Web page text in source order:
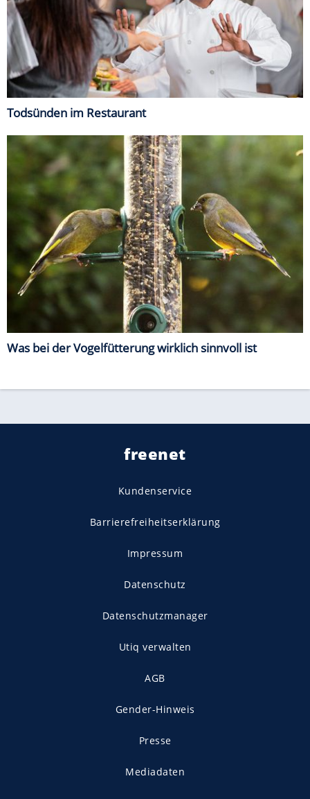
Todsünden im Restaurant
Was bei der Vogelfütterung wirklich sinnvoll ist
freenet
Kundenservice
Barrierefreiheitserklärung
Impressum
Datenschutz
Datenschutzmanager
Utiq verwalten
AGB
Gender-Hinweis
Presse
Mediadaten